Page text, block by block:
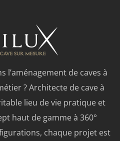
l’aménagement de caves à
? Architecte de cave à
lieu de vie pratique et
haut de gamme à 360°
chaque projet est